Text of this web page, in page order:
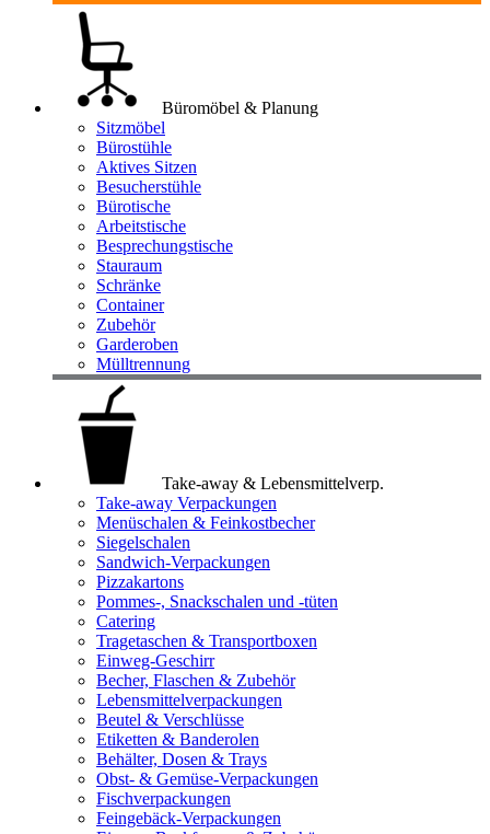
Büromöbel & Planung
Sitzmöbel
Bürostühle
Aktives Sitzen
Besucherstühle
Bürotische
Arbeitstische
Besprechungstische
Stauraum
Schränke
Container
Zubehör
Garderoben
Mülltrennung
Take-away & Lebensmittelverp.
Take-away Verpackungen
Menüschalen & Feinkostbecher
Siegelschalen
Sandwich-Verpackungen
Pizzakartons
Pommes-, Snackschalen und -tüten
Catering
Tragetaschen & Transportboxen
Einweg-Geschirr
Becher, Flaschen & Zubehör
Lebensmittelverpackungen
Beutel & Verschlüsse
Etiketten & Banderolen
Behälter, Dosen & Trays
Obst- & Gemüse-Verpackungen
Fischverpackungen
Feingebäck-Verpackungen